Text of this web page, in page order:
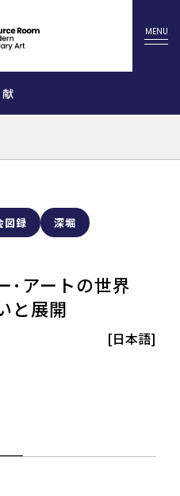
図録 深堀
･アートの世界
と展開
[日本語]